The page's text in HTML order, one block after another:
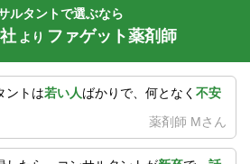
ルタントで選ぶなら
より ファゲット薬剤師
ントは若い人ばかりで、何となく 不安
薬剤師 Mさん